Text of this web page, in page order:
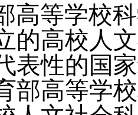
高等学校
的高校人
表性的国
部高等学